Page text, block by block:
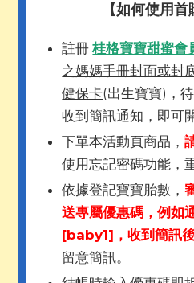
【如何使用首
註冊桂格寶寶甜蜜會
之媽媽手冊封面或封
健保卡(出生寶寶)，
收到簡訊通知，即可
下單本活動頁商品，
使用忘記密碼功能，
依據登記寶寶胎數，
送專屬優惠碼，例如
[baby1]，收到簡訊
留意簡訊。